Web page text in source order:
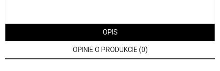
OPIS
OPINIE O PRODUKCIE (0)